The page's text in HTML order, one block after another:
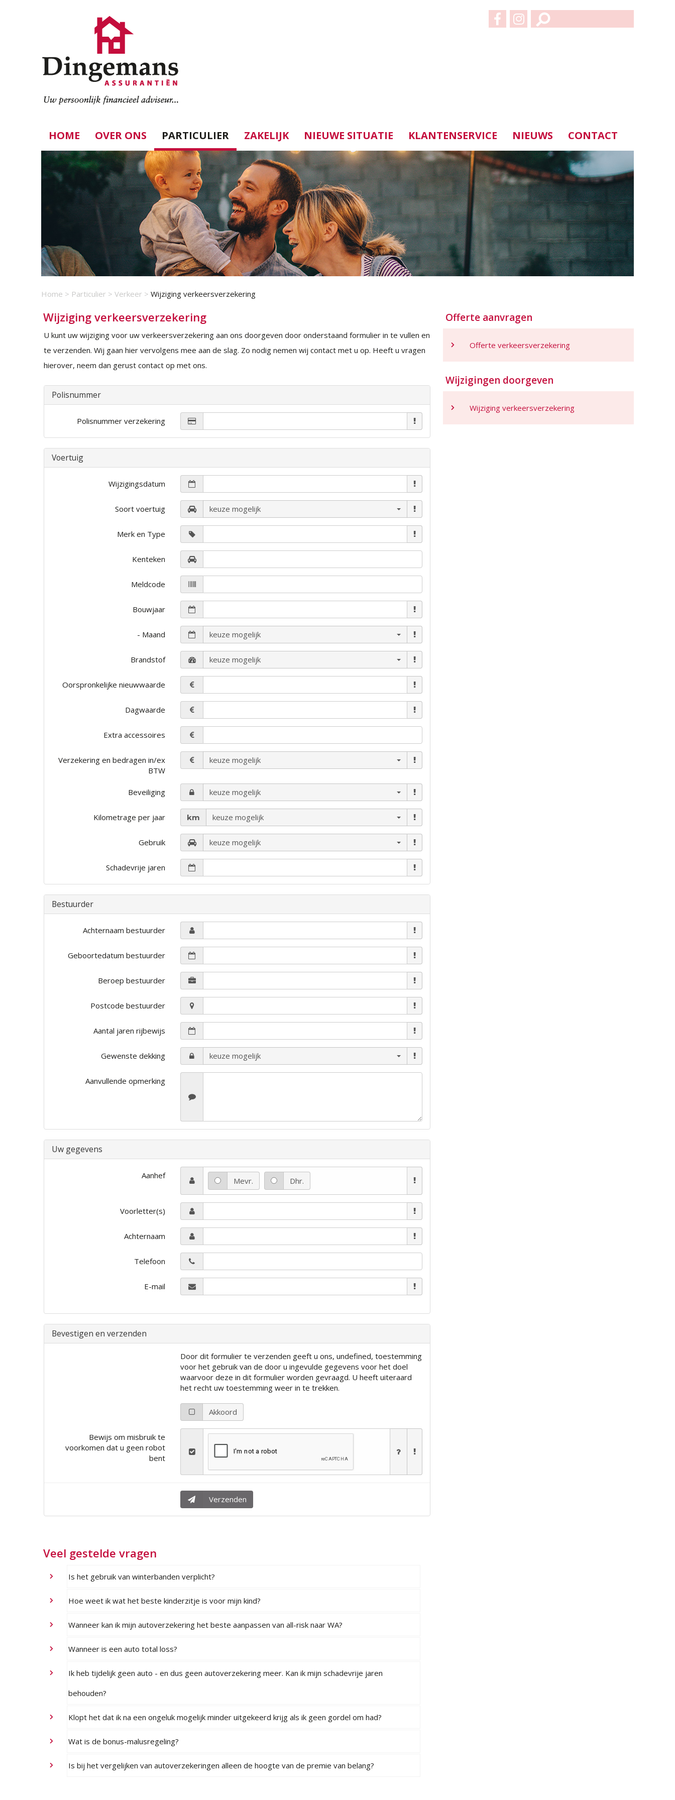
Home > Particulier > Verkeer > Wijziging verkeersverzekering
Wijziging verkeersverzekering
Veel gestelde vragen
Is het gebruik van winterbanden verplicht?
Hoe weet ik wat het beste kinderzitje is voor mijn kind?
Wanneer kan ik mijn autoverzekering het beste aanpassen van all-risk naar WA?
Wanneer is een auto total loss?
Ik heb tijdelijk geen auto - en dus geen autoverzekering meer. Kan ik mijn schadevrije jaren
behouden?
Klopt het dat ik na een ongeluk mogelijk minder uitgekeerd krijg als ik geen gordel om had?
Wat is de bonus-malusregeling?
Is bij het vergelijken van autoverzekeringen alleen de hoogte van de premie van belang?
Offerte aanvragen
Offerte verkeersverzekering
Wijzigingen doorgeven
Wijziging verkeersverzekering
HOME OVER ONS PARTICULIER ZAKELIJK NIEUWE SITUATIE KLANTENSERVICE NIEUWS CONTACT